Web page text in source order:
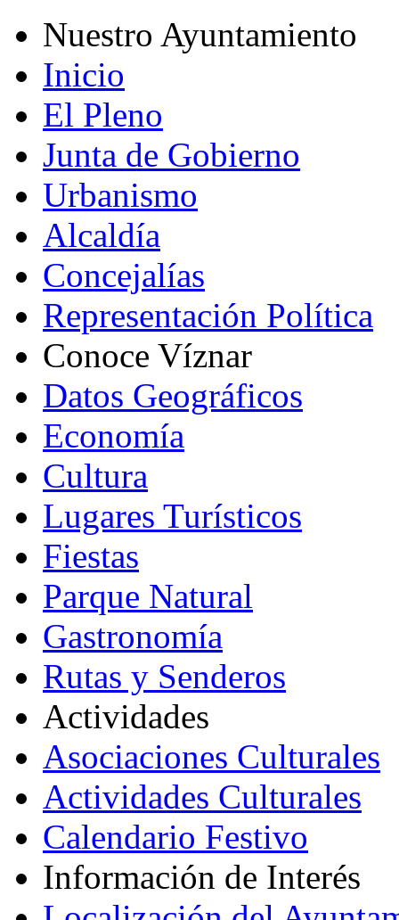
Nuestro Ayuntamiento
Inicio
El Pleno
Junta de Gobierno
Urbanismo
Alcaldía
Concejalías
Representación Política
Conoce Víznar
Datos Geográficos
Economía
Cultura
Lugares Turísticos
Fiestas
Parque Natural
Gastronomía
Rutas y Senderos
Actividades
Asociaciones Culturales
Actividades Culturales
Calendario Festivo
Información de Interés